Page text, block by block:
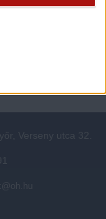
Verseny utca 32.